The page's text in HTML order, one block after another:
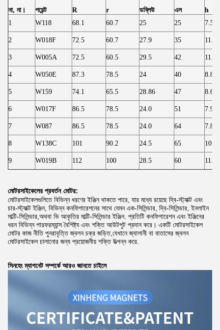
না, না। পয়েন্ট R r ডব্লিউ এল
h
1
W118 68.1 60.7 25 25 7.50
2 W018F 72.5 60.7 27.9 35 11.80
3 W005A 72.5 60.5 29.5 42 11.80
4 W050E 87.3 78.5 24 40 8.80
5 W159 74.1 65.5 28.86 47 8.60
6 W017F 86.5 78.5 24.0 51 7.90
7 W087 86.5 78.5 24.0 64 7.80
8 W138C 101 90.2 24.5 65 10.8
9 W019B 112 100 28.5 60 11.90
মোটরসাইকেলের প্রবর্তন মোটর:
মোটরসাইকেলগুলিতে বিভিন্ন ধরণের ইঞ্জিন থাকতে পারে, যার মধ্যে রয়েছে দ্বি-স্ট্যাক্ট এবং
চার-স্ট্যাক্ট ইঞ্জিন, বিভিন্ন কনফিগারেশনের সাথে যেমন এক-সিলিন্ডার, দ্বি-সিলিন্ডার, ইনলাইন
মাল্টি-সিলিন্ডার,অথবা ভি আকৃতির মাল্টি-সিলিন্ডার ইঞ্জিন. প্রতিটি কনফিগারেশন এবং ইঞ্জিনের
ধরন বিভিন্ন পারফরম্যান্স বৈশিষ্ট্য এবং শক্তি আউটপুট প্রদান করে। একটি মোটরসাইকেল
মোটর কাজ নীতি পুনরাবৃত্তি জ্বলন চক্র জড়িত,যেখানে জ্বালানী বা বাতাসের জ্বলন
মোটরসাইকেল চালানোর জন্য প্রয়োজনীয় শক্তি উত্পন্ন করে.
সিনহেং ম্যাগনেট সম্পর্কে আরও জানতে চাইলে